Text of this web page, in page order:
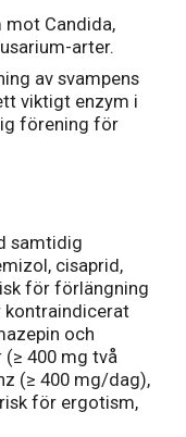
Candida,
arter.
av svampens
viktigt enzym i
förening för
samtidig
cisaprid,
för förlängning
kontraindicerat
och
400 mg två
(≥ 400 mg/dag),
för ergotism,